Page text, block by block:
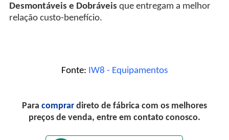
Desmontáveis e Dobráveis que entregam a melhor
relação custo-benefício.
Fonte: IW8 - Equipamentos
Para comprar direto de fábrica com os melhores
preços de venda, entre em contato conosco.